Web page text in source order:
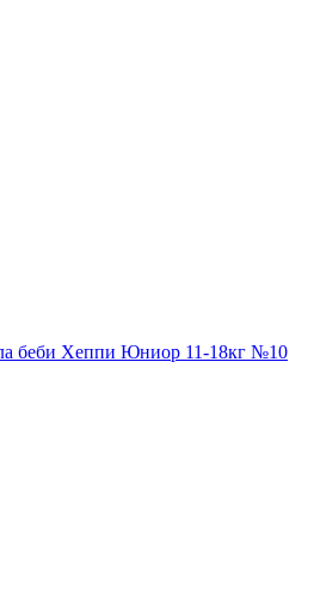
беби Хеппи Юниор 11-18кг №10